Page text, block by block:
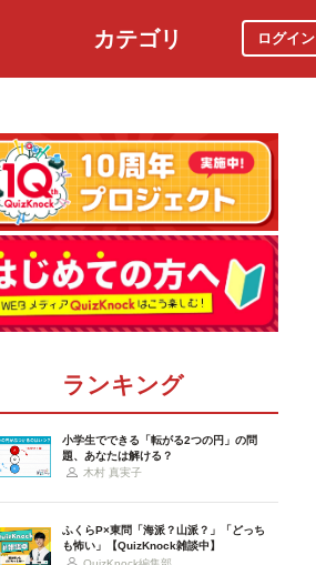
カテゴリ ログイン
ランキング
小学生でできる「転がる2つの円」の問
題、あなたは解ける？
木村 真実子
ふくらP×東問「海派？山派？」「どっち
も怖い」【QuizKnock雑談中】